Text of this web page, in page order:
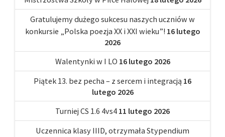
Gratulujemy dużego sukcesu naszych uczniów w
konkursie „Polska poezja XX i XXI wieku”! 16 lutego
2026
Walentynki w I LO 16 lutego 2026
Piątek 13. bez pecha – z sercem i integracją 16
lutego 2026
Turniej CS 1.6 4vs4 11 lutego 2026
Uczennica klasy IIID, otrzymała Stypendium